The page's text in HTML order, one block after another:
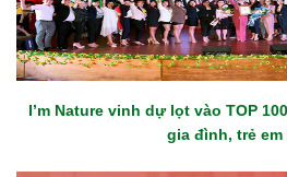
I’m Nature vinh dự lọt vào TOP
gia đình, trẻ em